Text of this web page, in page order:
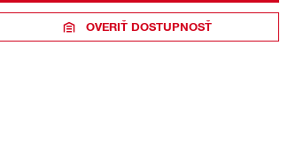
OVERIŤ DOSTUPNOSŤ